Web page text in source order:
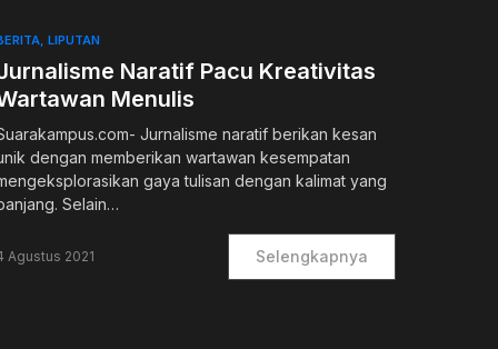
LIPUTAN
Naratif Pacu Kreativitas
Menulis
Jurnalisme naratif berikan kesan
dengan memberikan wartawan kesempatan
gaya tulisan dengan kalimat yang
Selain…
Agustus 2021 Selengkapnya